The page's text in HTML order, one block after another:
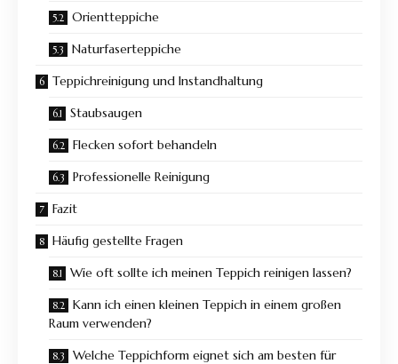
Orientteppiche
Naturfaserteppiche
Teppichreinigung und Instandhaltung
Staubsaugen
Flecken sofort behandeln
Professionelle Reinigung
Fazit
Häufig gestellte Fragen
Wie oft sollte ich meinen Teppich reinigen lassen?
Kann ich einen kleinen Teppich in einem großen
Raum verwenden?
Welche Teppichform eignet sich am besten für